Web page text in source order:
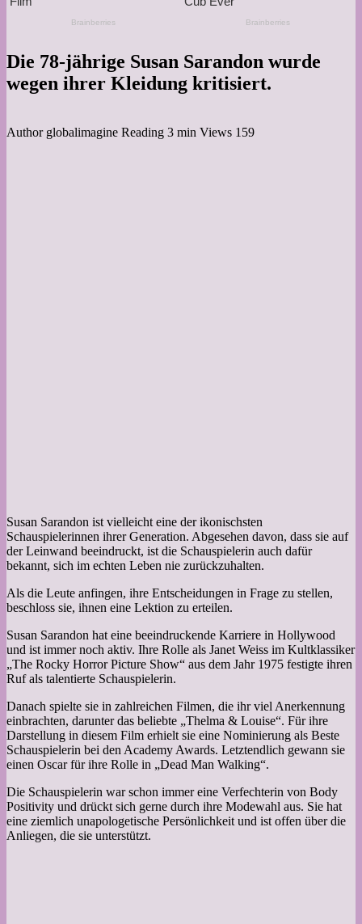
Die 78-jährige Susan Sarandon wurde
wegen ihrer Kleidung kritisiert.
Author globalimagine Reading 3 min Views 159
Susan Sarandon ist vielleicht eine der ikonischsten
Schauspielerinnen ihrer Generation. Abgesehen davon, dass sie auf
der Leinwand beeindruckt, ist die Schauspielerin auch dafür
bekannt, sich im echten Leben nie zurückzuhalten.
Als die Leute anfingen, ihre Entscheidungen in Frage zu stellen,
beschloss sie, ihnen eine Lektion zu erteilen.
Susan Sarandon hat eine beeindruckende Karriere in Hollywood
und ist immer noch aktiv. Ihre Rolle als Janet Weiss im Kultklassiker
„The Rocky Horror Picture Show“ aus dem Jahr 1975 festigte ihren
Ruf als talentierte Schauspielerin.
Danach spielte sie in zahlreichen Filmen, die ihr viel Anerkennung
einbrachten, darunter das beliebte „Thelma & Louise“. Für ihre
Darstellung in diesem Film erhielt sie eine Nominierung als Beste
Schauspielerin bei den Academy Awards. Letztendlich gewann sie
einen Oscar für ihre Rolle in „Dead Man Walking“.
Die Schauspielerin war schon immer eine Verfechterin von Body
Positivity und drückt sich gerne durch ihre Modewahl aus. Sie hat
eine ziemlich unapologetische Persönlichkeit und ist offen über die
Anliegen, die sie unterstützt.